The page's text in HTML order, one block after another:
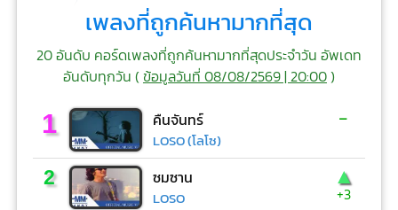
เพลงที่ถูกค้นหามากที่สุด
20 อันดับ คอร์ดเพลงที่ถูกค้นหามากที่สุดประจำวัน อัพเดท
อันดับทุกวัน (ข้อมูลวันที่ 08/08/2569 | 20:00)
1 คืนจันทร์
LOSO (โลโซ)
-
2 ซมซาน
LOSO
▲
+3